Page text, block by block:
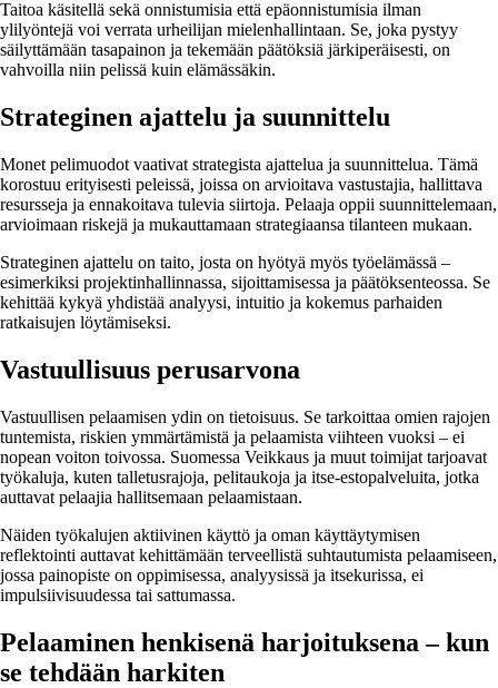
Taitoa käsitellä sekä onnistumisia että epäonnistumisia ilman
ylilyöntejä voi verrata urheilijan mielenhallintaan. Se, joka pystyy
säilyttämään tasapainon ja tekemään päätöksiä järkiperäisesti, on
vahvoilla niin pelissä kuin elämässäkin.
Strateginen ajattelu ja suunnittelu
Monet pelimuodot vaativat strategista ajattelua ja suunnittelua. Tämä
korostuu erityisesti peleissä, joissa on arvioitava vastustajia, hallittava
resursseja ja ennakoitava tulevia siirtoja. Pelaaja oppii suunnittelemaan,
arvioimaan riskejä ja mukauttamaan strategiaansa tilanteen mukaan.
Strateginen ajattelu on taito, josta on hyötyä myös työelämässä –
esimerkiksi projektinhallinnassa, sijoittamisessa ja päätöksenteossa. Se
kehittää kykyä yhdistää analyysi, intuitio ja kokemus parhaiden
ratkaisujen löytämiseksi.
Vastuullisuus perusarvona
Vastuullisen pelaamisen ydin on tietoisuus. Se tarkoittaa omien rajojen
tuntemista, riskien ymmärtämistä ja pelaamista viihteen vuoksi – ei
nopean voiton toivossa. Suomessa Veikkaus ja muut toimijat tarjoavat
työkaluja, kuten talletusrajoja, pelitaukoja ja itse-estopalveluita, jotka
auttavat pelaajia hallitsemaan pelaamistaan.
Näiden työkalujen aktiivinen käyttö ja oman käyttäytymisen
reflektointi auttavat kehittämään terveellistä suhtautumista pelaamiseen,
jossa painopiste on oppimisessa, analyysissä ja itsekurissa, ei
impulsiivisuudessa tai sattumassa.
Pelaaminen henkisenä harjoituksena – kun
se tehdään harkiten